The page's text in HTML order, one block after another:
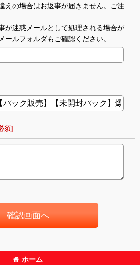
えの場合はお返事が届きません。ご注
が迷惑メールとして処理される場合が
ールフォルダもご確認ください。
須]
確認画面へ
ホーム